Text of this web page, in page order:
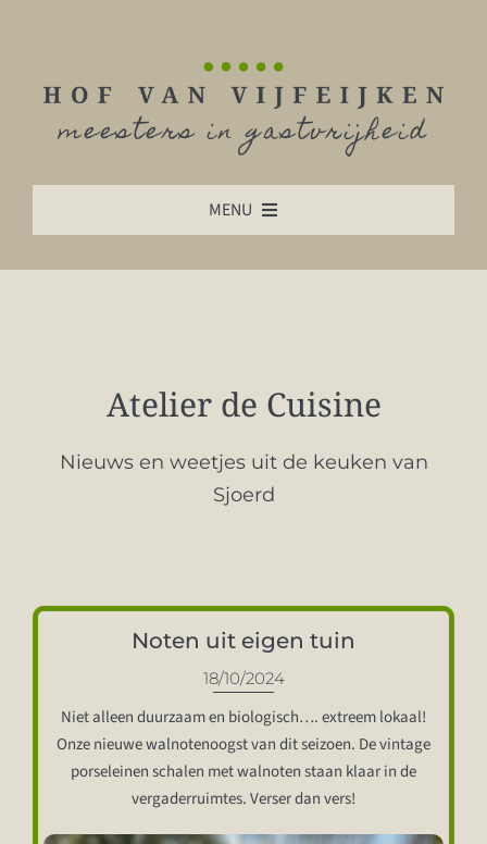
meesters in gastvrijheid
MENU
HOME
DUURZAAMHEID
ONZE KEUKEN
VERGADEREN EN OVERNACHTEN
OVER ONS
SJOERTENBRAU
Atelier de Cuisine
Nieuws en weetjes uit de keuken van
Sjoerd
Noten uit eigen tuin
18/10/2024
Niet alleen duurzaam en biologisch…. extreem lokaal!
Onze nieuwe walnotenoogst van dit seizoen. De vintage
porseleinen schalen met walnoten staan klaar in de
vergaderruimtes. Verser dan vers!